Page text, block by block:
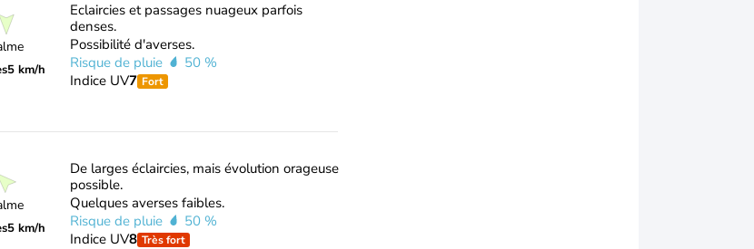
5 km/h
Eclaircies et passages nuageux parfois
denses.
Possibilité d'averses.
Risque de pluie
50 %
Indice UV7 Fort
5 km/h
De larges éclaircies, mais évolution orageuse
possible.
Quelques averses faibles.
Risque de pluie
50 %
Indice UV8 Très fort